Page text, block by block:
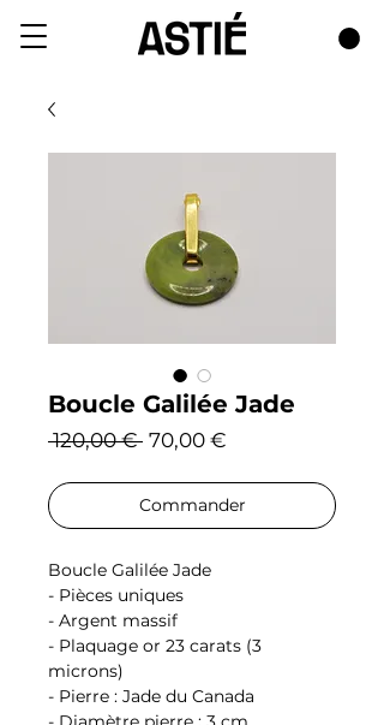
Boucle Galilée Jade
120,00 € Prix
70,00 €
Commander
Boucle Galilée Jade
- Pièces uniques
- Argent massif
- Plaquage or 23 carats (3
microns)
- Pierre : Jade du Canada